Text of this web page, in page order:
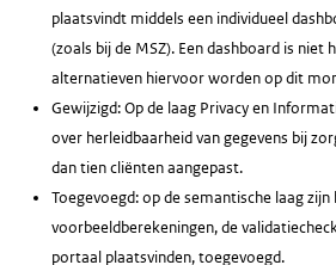
plaatsvindt middels een individueel
(zoals bij de MSZ). Een dashboard is niet
alternatieven hiervoor worden op dit
Gewijzigd: Op de laag Privacy en
over herleidbaarheid van gegevens bij
dan tien cliënten aangepast.
Toegevoegd: op de semantische laag zijn
voorbeeldberekeningen, de
portaal plaatsvinden, toegevoegd.